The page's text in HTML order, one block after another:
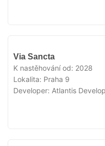
Via Sancta
K nastěhování od: 2028
Lokalita: Praha 9
Developer: Atlantis